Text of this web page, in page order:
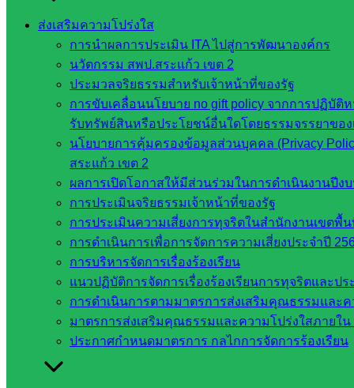
ส่งเสริมความโปร่งใส
การนำผลการประเมิน ITA ไปสู่การพัฒนาองค์กร
นวัตกรรม สพป.สระแก้ว เขต 2
ประมวลจริยธรรมสำหรับเจ้าหน้าที่ของรัฐ
การขับเคลื่อนนโยบาย no gift policy จากการปฏิบั
รับทรัพย์สินหรือประโยชน์อื่นใดโดยธรรมจรรยาขอ
นโยบายการคุ้มครองข้อมูลส่วนบุคคล (Privacy
สระแก้ว เขต 2
ผลการเปิดโอกาสให้มีส่วนร่วมในการดำเนินงานปีง
การประเมินจริยธรรมเจ้าหน้าที่ของรัฐ
การประเมินความเสี่ยงการทุจริตในสำนักงานเขต
การดำเนินการเพื่อการจัดการความเสี่ยงประจำปี
การบริหารจัดการเรื่องร้องเรียน
แนวปฏิบัติการจัดการเรื่องร้องเรียนการทุจริตและป
การดำเนินการตามมาตรการส่งเสริมคุณธรรมและ
มาตรการส่งเสริมคุณธรรมและความโปร่งใสภายใน
ประกาศกำหนดมาตรการ กลไกการจัดการร้องเรียน
กระทรวง
ศึกษาธิการ
กระทรวง
การ
อุดมศึกษา
สำนักงาน
เลขาธิการ
สภาการ
ศึกษา
สำนักงาน
คณะ
กรรมการ
การ
อาชีวศึกษา
สำนักงาน
คณะ
กรรมการ
การศึกษา